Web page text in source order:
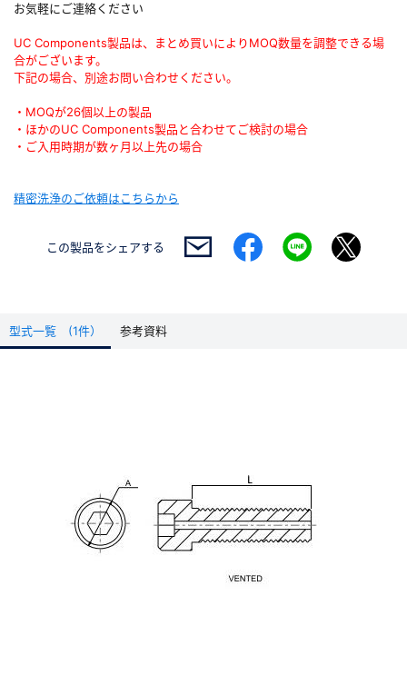
お気軽にご連絡ください
UC Components製品は、まとめ買いによりMOQ数量を調整できる場
合がございます。
下記の場合、別途お問い合わせください。
・MOQが26個以上の製品
・ほかのUC Components製品と合わせてご検討の場合
・ご入用時期が数ヶ月以上先の場合
精密洗浄のご依頼はこちらから
この製品をシェアする
型式一覧 (1件） 参考資料